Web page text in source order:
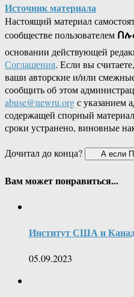
Источник материала
Настоящий материал
сообществе пользователем
основании действующей
Соглашения. Если вы
ваши авторские и/или
сообщить об этом
abuse@newru.orgс указанием
содержащей спорный
сроки устранено, виновные
Дочитал до конца?
Вам может понравиться...
Институт США и
05.09.2023